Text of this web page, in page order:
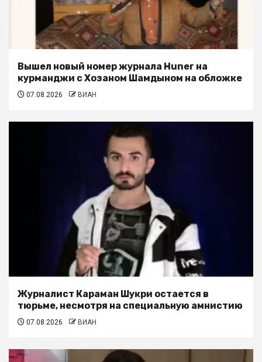
Вышел новый номер журнала Huner на
курманджи с Хозаном Шамдыном на обложке
07.08.2026 ВИАН
Журналист Караман Шукри остается в
тюрьме, несмотря на специальную амнистию
07.08.2026 ВИАН